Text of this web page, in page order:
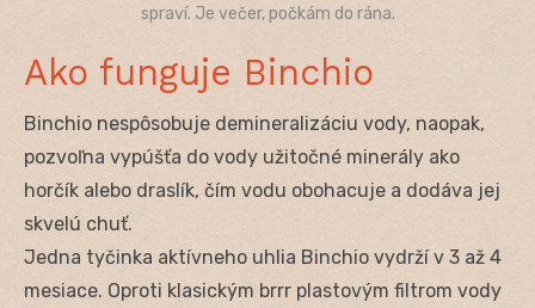
spraví. Je večer, počkám do rána.
Ako funguje Binchio
Binchio nespôsobuje demineralizáciu vody, naopak,
pozvoľna vypúšťa do vody užitočné minerály ako
horčík alebo draslík, čím vodu obohacuje a dodáva jej
skvelú chuť.
Jedna tyčinka aktívneho uhlia Binchio vydrží v 3 až 4
mesiace. Oproti klasickým brrr plastovým filtrom vody